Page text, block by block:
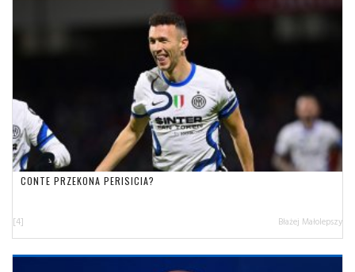
CONTE PRZEKONA PERISICIA?
[4] Błażej Małolepszy